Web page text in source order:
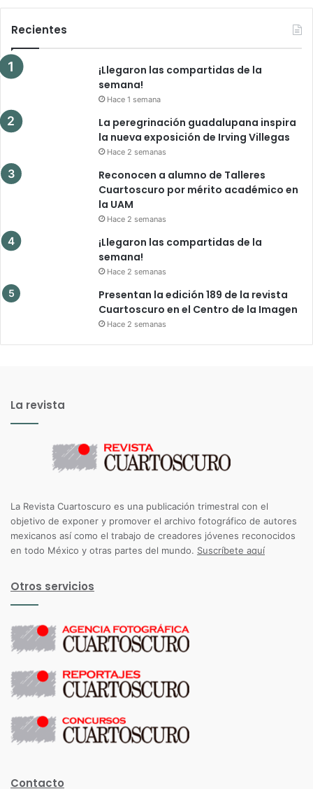
Recientes
¡Llegaron las compartidas de la
semana!
Hace 1 semana
La peregrinación guadalupana inspira
la nueva exposición de Irving Villegas
Hace 2 semanas
Reconocen a alumno de Talleres
Cuartoscuro por mérito académico en
la UAM
Hace 2 semanas
¡Llegaron las compartidas de la
semana!
Hace 2 semanas
Presentan la edición 189 de la revista
Cuartoscuro en el Centro de la Imagen
Hace 2 semanas
La revista
La Revista Cuartoscuro es una publicación trimestral con el
objetivo de exponer y promover el archivo fotográfico de autores
mexicanos así como el trabajo de creadores jóvenes reconocidos
en todo México y otras partes del mundo. Suscríbete aquí
Otros servicios
Contacto